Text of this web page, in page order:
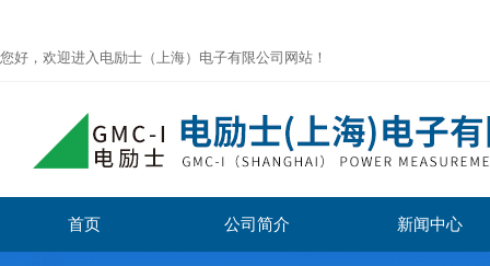
您好，欢迎进入电励士（上海）电子有限公司网站！
首页 公司简介 新闻中心